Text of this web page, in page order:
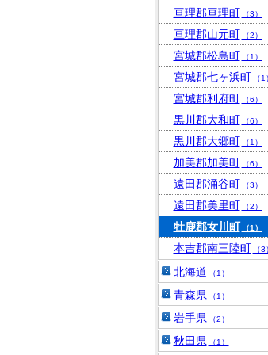
亘理郡亘理町 （3）
亘理郡山元町 （2）
宮城郡松島町 （1）
宮城郡七ヶ浜町 （1）
宮城郡利府町 （6）
黒川郡大和町 （6）
黒川郡大郷町 （1）
加美郡加美町 （6）
遠田郡涌谷町 （3）
遠田郡美里町 （2）
牡鹿郡女川町 （1）
本吉郡南三陸町 （3）
北海道 （1）
青森県 （1）
岩手県 （2）
秋田県 （1）